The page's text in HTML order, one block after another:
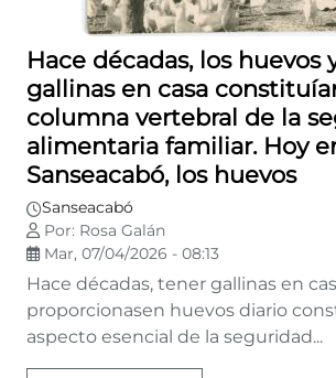
Hace décadas, los huevos
gallinas en casa
columna vertebral de la
alimentaria familiar. Hoy
Sanseacabó, los huevos
Sanseacabó
Por: Rosa Galán
Mar, 07/04/2026 - 08:13
Hace décadas, tener gallinas en
proporcionasen huevos diario
aspecto esencial de la seguridad...